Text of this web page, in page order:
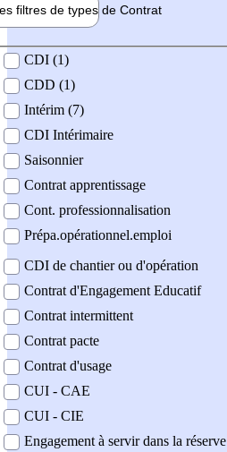
filtres de types de Contrat
contrat
CDI (1)
CDD (1)
Intérim (7)
CDI Intérimaire
Saisonnier
Contrat apprentissage
Cont. professionnalisation
Prépa.opérationnel.emploi
CDI de chantier ou d'opération
Contrat d'Engagement Educatif
Contrat intermittent
Contrat pacte
Contrat d'usage
CUI - CAE
CUI - CIE
Engagement à servir dans la réserve